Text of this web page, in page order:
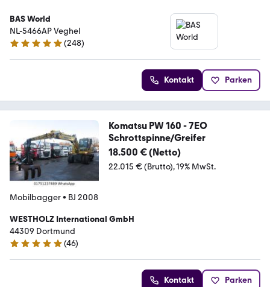
BAS World
NL-5466AP Veghel
4.8 Sterne
(248)
Kontakt Parken
Komatsu PW 160 - 7EO
Schrottspinne/Greifer
18.500 € (Netto)
22.015 € (Brutto) 19% MwSt.
Mobilbagger• BJ 2008
WESTHOLZ International GmbH
44309 Dortmund
5 Sterne
(46)
Kontakt Parken